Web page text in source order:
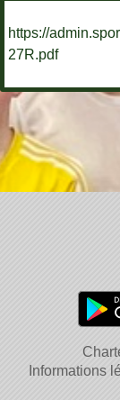
https://
27R.pdf
Informations